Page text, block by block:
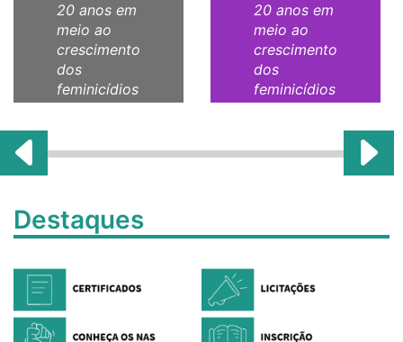
20 anos em
meio ao
crescimento
dos
feminicídios
20 anos em
meio ao
crescimento
dos
feminicídios
Destaques